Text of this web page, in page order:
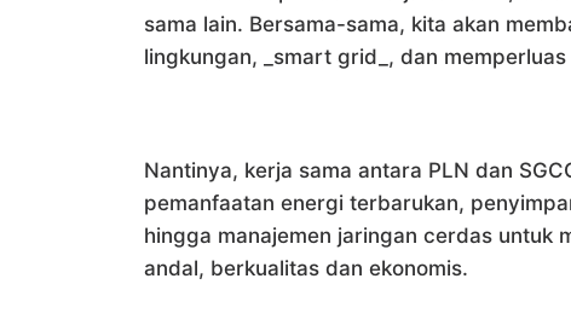
sama lain. Bersama-sama, kita akan
lingkungan, _smart grid_, dan
Nantinya, kerja sama antara PLN dan
pemanfaatan energi terbarukan,
hingga manajemen jaringan cerdas untuk
andal, berkualitas dan ekonomis.